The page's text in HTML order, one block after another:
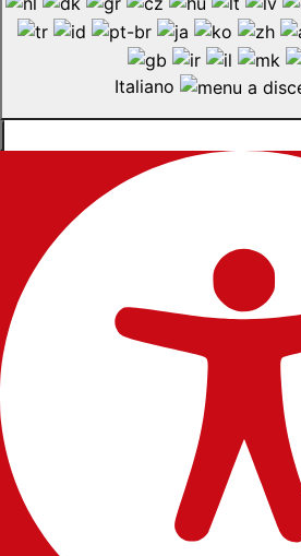
Italiano